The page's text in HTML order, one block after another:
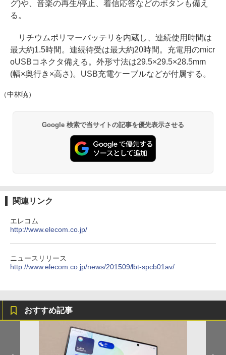
グ)や、音楽の再生/停止、着信応答などのボタンも備え
る。
リチウムポリマーバッテリを内蔵し、連続使用時間は
最大約1.5時間。連続待受は最大約20時間。充電用のmicr
oUSBコネクタ備える。外形寸法は29.5×29.5×28.5mm
(幅×奥行き×高さ)。USB充電ケーブルなどが付属する。
（中林暁）
Google 検索で当サイトの記事を優先表示させる
関連リンク
エレコム
http://www.elecom.co.jp/
ニュースリリース
http://www.elecom.co.jp/news/201509/lbt-spcb01av/
おすすめ記事